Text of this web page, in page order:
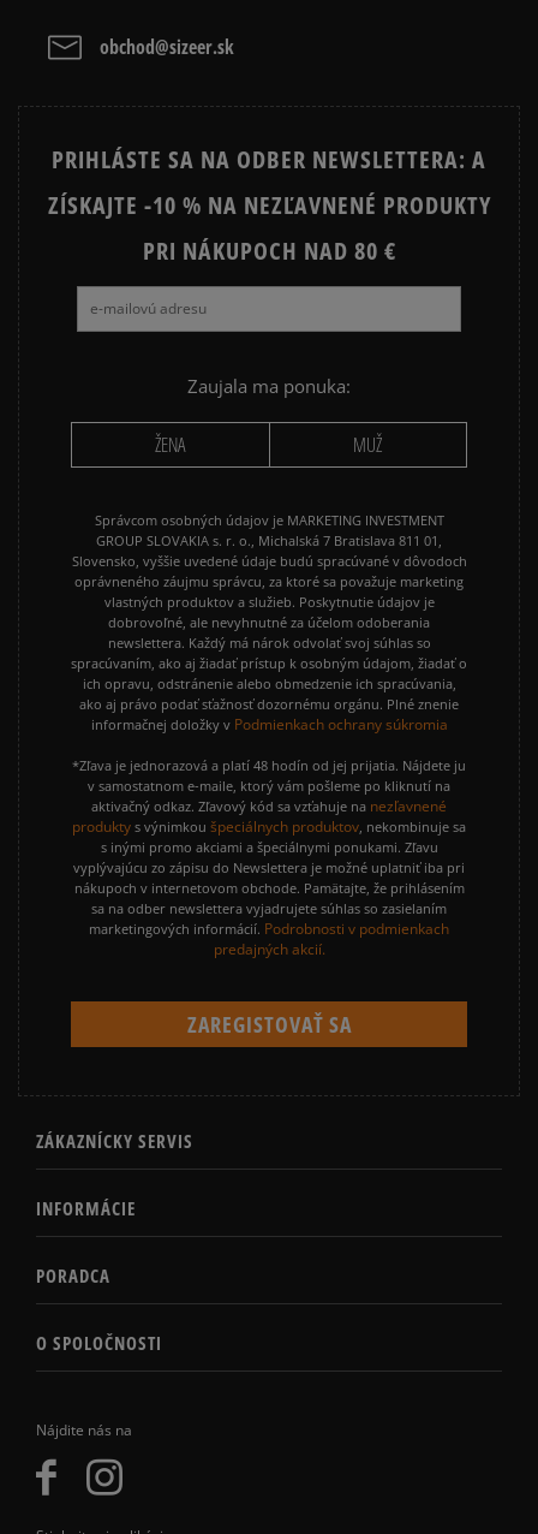
obchod@sizeer.sk
Nájdite nás na
PRIHLÁSTE SA NA ODBER NEWSLETTERA: A
ZÍSKAJTE -10 % NA NEZĽAVNENÉ PRODUKTY
PRI NÁKUPOCH NAD 80 €
Zaujala ma ponuka:
ŽENA MUŽ
Správcom osobných údajov je MARKETING INVESTMENT
GROUP SLOVAKIA s. r. o., Michalská 7 Bratislava 811 01,
Slovensko, vyššie uvedené údaje budú spracúvané v dôvodoch
oprávneného záujmu správcu, za ktoré sa považuje marketing
vlastných produktov a služieb. Poskytnutie údajov je
dobrovoľné, ale nevyhnutné za účelom odoberania
newslettera. Každý má nárok odvolať svoj súhlas so
spracúvaním, ako aj žiadať prístup k osobným údajom, žiadať o
ich opravu, odstránenie alebo obmedzenie ich spracúvania,
ako aj právo podať sťažnosť dozornému orgánu. Plné znenie
informačnej doložky v Podmienkach ochrany súkromia
*Zľava je jednorazová a platí 48 hodín od jej prijatia. Nájdete ju
v samostatnom e-maile, ktorý vám pošleme po kliknutí na
aktivačný odkaz. Zľavový kód sa vzťahuje na nezľavnené
produkty s výnimkou špeciálnych produktov , nekombinuje sa
s inými promo akciami a špeciálnymi ponukami. Zľavu
vyplývajúcu zo zápisu do Newslettera je možné uplatniť iba pri
nákupoch v internetovom obchode. Pamätajte, že prihlásením
sa na odber newslettera vyjadrujete súhlas so zasielaním
marketingových informácií. Podrobnosti v podmienkach
predajných akcií.
ZÁKAZNÍCKY SERVIS
INFORMÁCIE
PORADCA
O SPOLOČNOSTI